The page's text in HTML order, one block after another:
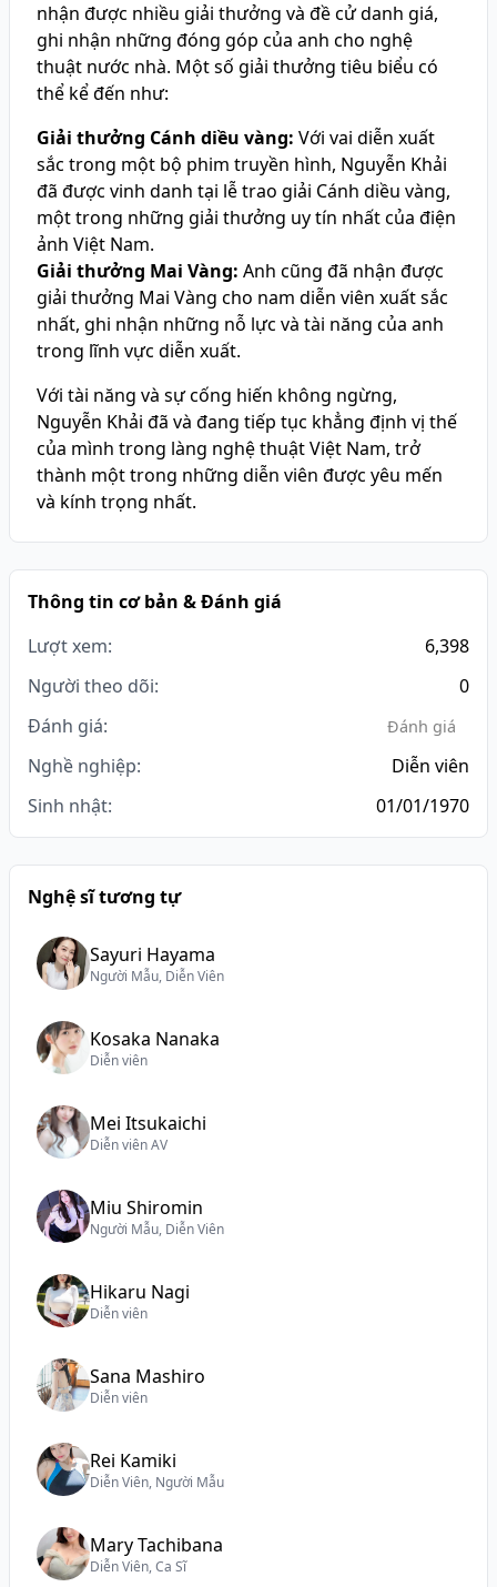
nhận được nhiều giải thưởng và đề cử danh giá,
ghi nhận những đóng góp của anh cho nghệ
thuật nước nhà. Một số giải thưởng tiêu biểu có
thể kể đến như:
Giải thưởng Cánh diều vàng: Với vai diễn xuất
sắc trong một bộ phim truyền hình, Nguyễn Khải
đã được vinh danh tại lễ trao giải Cánh diều vàng,
một trong những giải thưởng uy tín nhất của điện
ảnh Việt Nam.
Giải thưởng Mai Vàng: Anh cũng đã nhận được
giải thưởng Mai Vàng cho nam diễn viên xuất sắc
nhất, ghi nhận những nỗ lực và tài năng của anh
trong lĩnh vực diễn xuất.
Với tài năng và sự cống hiến không ngừng,
Nguyễn Khải đã và đang tiếp tục khẳng định vị thế
của mình trong làng nghệ thuật Việt Nam, trở
thành một trong những diễn viên được yêu mến
và kính trọng nhất.
Thông tin cơ bản & Đánh giá
Lượt xem:
6,398
Người theo dõi:
0
Đánh giá:
Đánh giá
Nghề nghiệp:
Diễn viên
Sinh nhật:
01/01/1970
Nghệ sĩ tương tự
Sayuri Hayama
Người Mẫu, Diễn Viên
Kosaka Nanaka
Diễn viên
Mei Itsukaichi
Diễn viên AV
Miu Shiromin
Người Mẫu, Diễn Viên
Hikaru Nagi
Diễn viên
Sana Mashiro
Diễn viên
Rei Kamiki
Diễn Viên, Người Mẫu
Mary Tachibana
Diễn Viên, Ca Sĩ